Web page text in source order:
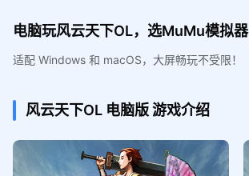
电脑玩风云天下OL，选MuMu模拟器
适配 Windows 和 macOS，大屏畅玩不受限！
风云天下OL 电脑版游戏介绍